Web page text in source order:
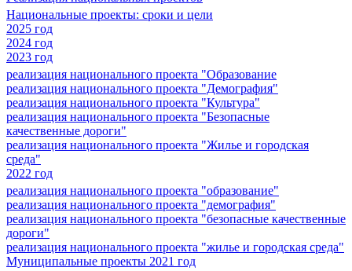
Национальные проекты: сроки и цели
2025 год
2024 год
2023 год
реализация национального проекта "Образование
реализация национального проекта "Демография"
реализация национального проекта "Культура"
реализация национального проекта "Безопасные
качественные дороги"
реализация национального проекта "Жилье и городская
среда"
2022 год
реализация национального проекта "образование"
реализация национального проекта "демография"
реализация национального проекта "безопасные качественные
дороги"
реализация национального проекта "жилье и городская среда"
Муниципальные проекты 2021 год